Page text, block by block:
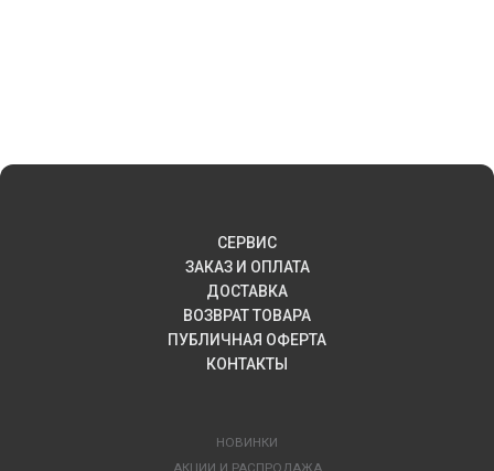
СЕРВИС
ЗАКАЗ И ОПЛАТА
ДОСТАВКА
ВОЗВРАТ ТОВАРА
ПУБЛИЧНАЯ ОФЕРТА
КОНТАКТЫ
НОВИНКИ
АКЦИИ И РАСПРОДАЖА